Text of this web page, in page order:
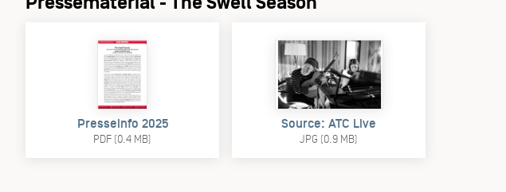
Presseinfo 2025
PDF (0.4 MB)
Source: ATC Live
JPG (0.9 MB)